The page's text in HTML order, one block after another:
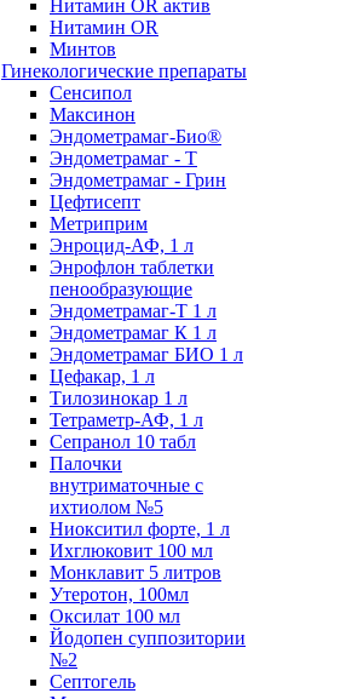
Нитамин OR актив
Нитамин OR
Минтов
Гинекологические препараты
Сенсипол
Максинон
Эндометрамаг-Био®
Эндометрамаг - Т
Эндометрамаг - Грин
Цефтисепт
Метриприм
Энроцид-АФ, 1 л
Энрофлон таблетки
пенообразующие
Эндометрамаг-Т 1 л
Эндометрамаг К 1 л
Эндометрамаг БИО 1 л
Цефакар, 1 л
Тилозинокар 1 л
Тетраметр-АФ, 1 л
Сепранол 10 табл
Палочки
внутриматочные с
ихтиолом №5
Ниокситил форте, 1 л
Ихглюковит 100 мл
Монклавит 5 литров
Утеротон, 100мл
Оксилат 100 мл
Йодопен суппозитории
№2
Септогель